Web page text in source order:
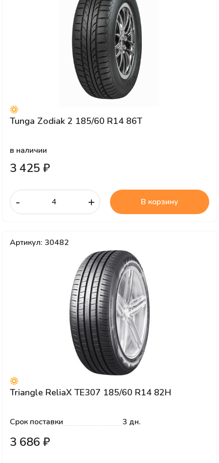
Tunga Zodiak 2 185/60 R14 86T
в наличии
3 425 ₽
- + В корзину
Артикул: 30482
Triangle ReliaX TE307 185/60 R14 82H
Срок поставки 3 дн.
3 686 ₽